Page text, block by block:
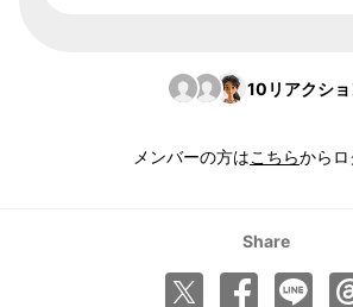
10 リアクシ
メンバーの方はこちらからロ
Share